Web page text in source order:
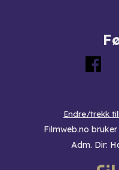
Endre/trekk
Filmweb.no bruker
Adm. Dir: